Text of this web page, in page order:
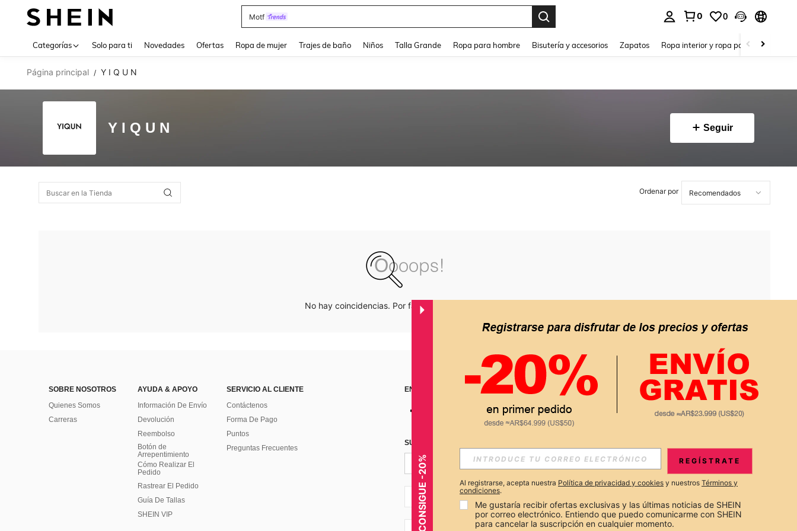
Motf
0 0
Categorías Solo para ti Novedades Ofertas Ropa de mujer Trajes de baño Niños Talla Grande Ropa para hombre Bisutería y accesorios Zapatos Ropa interior y ropa para dormir
Página principal / Y I Q U N
Y I Q U N Seguir
Ordenar por
No hay coincidencias. Por favor inténtalo de nuevo.
SOBRE NOSOTROS
Quienes Somos
Carreras
AYUDA & APOYO
Información De Envío
Devolución
Reembolso
Botón de
Arrepentimiento
Cómo Realizar El
Pedido
Rastrear El Pedido
Guía De Tallas
SHEIN VIP
SERVICIO AL CLIENTE
Contáctenos
Forma De Pago
Puntos
Preguntas Frecuentes
ENCUÉNTRANOS EN APP
SUSCRÍBETE PARA RECIBIR OFERTAS EXCLUSIVAS, PROMOCIONES Y NOTICIAS DE SHEIN
Suscribir
AR + 54
CONSIGUE -20% REGÍSTRATE
Al registrarse, acepta nuestra Política de privacidad y cookies y nuestros Términos y
condiciones.
Me gustaría recibir ofertas exclusivas y las últimas noticias de SHEIN
por correo electrónico. Entiendo que puedo comunicarme con SHEIN
para cancelar la suscripción en cualquier momento.